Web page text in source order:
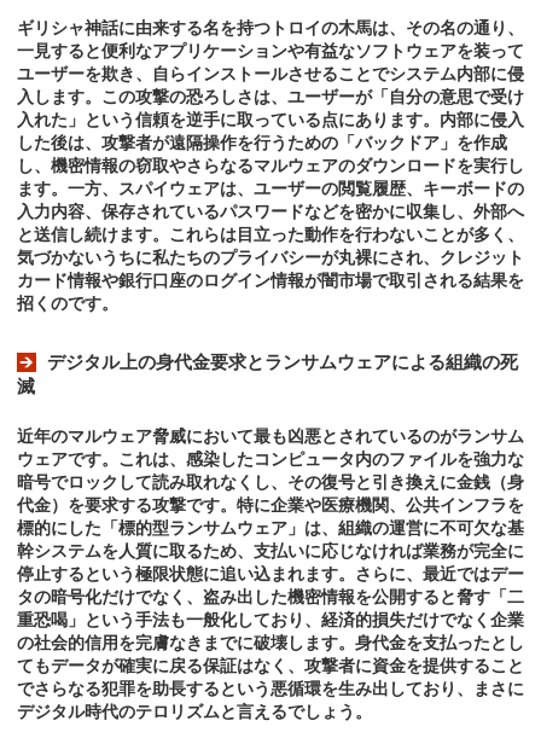
ギリシャ神話に由来する名を持つトロイの木馬は、その名の通り、
一見すると便利なアプリケーションや有益なソフトウェアを装って
ユーザーを欺き、自らインストールさせることでシステム内部に侵
入します。この攻撃の恐ろしさは、ユーザーが「自分の意思で受け
入れた」という信頼を逆手に取っている点にあります。内部に侵入
した後は、攻撃者が遠隔操作を行うための「バックドア」を作成
し、機密情報の窃取やさらなるマルウェアのダウンロードを実行し
ます。一方、スパイウェアは、ユーザーの閲覧履歴、キーボードの
入力内容、保存されているパスワードなどを密かに収集し、外部へ
と送信し続けます。これらは目立った動作を行わないことが多く、
気づかないうちに私たちのプライバシーが丸裸にされ、クレジット
カード情報や銀行口座のログイン情報が闇市場で取引される結果を
招くのです。
デジタル上の身代金要求とランサムウェアによる組織の死
滅
近年のマルウェア脅威において最も凶悪とされているのがランサム
ウェアです。これは、感染したコンピュータ内のファイルを強力な
暗号でロックして読み取れなくし、その復号と引き換えに金銭（身
代金）を要求する攻撃です。特に企業や医療機関、公共インフラを
標的にした「標的型ランサムウェア」は、組織の運営に不可欠な基
幹システムを人質に取るため、支払いに応じなければ業務が完全に
停止するという極限状態に追い込まれます。さらに、最近ではデー
タの暗号化だけでなく、盗み出した機密情報を公開すると脅す「二
重恐喝」という手法も一般化しており、経済的損失だけでなく企業
の社会的信用を完膚なきまでに破壊します。身代金を支払ったとし
てもデータが確実に戻る保証はなく、攻撃者に資金を提供すること
でさらなる犯罪を助長するという悪循環を生み出しており、まさに
デジタル時代のテロリズムと言えるでしょう。